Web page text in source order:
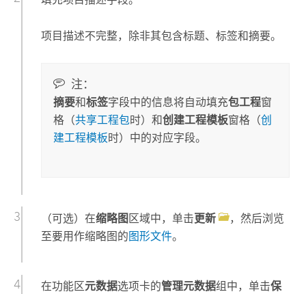
项目描述不完整，除非其包含标题、标签和摘要。
注：
摘要和标签字段中的信息将自动填充包工程窗
格（共享工程包时）和创建工程模板窗格（创
建工程模板时）中的对应字段。
（可选）在缩略图 区域中，单击更新
，然后浏览
至要用作缩略图的 图形文件。
在功能区元数据选项卡的管理元数据组中，单击保